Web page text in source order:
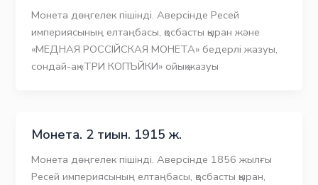
Mонета дөңгелек пішінді. Аверсінде Ресей
империясының елтаңбасы, қосбасты қыран және
«МЕДНАЯ РОССIЙСКАЯ МОНЕТА» бедерлі жазуы,
сондай-ақ «ТРИ КОПЪЙКИ» ойық жазуы
Монета. 2 тиын. 1915 ж.
Монета дөңгелек пішінді. Аверсінде 1856 жылғы
Ресей империясының елтаңбасы, қосбасты қыран,